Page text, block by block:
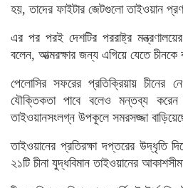
হয়, তাদের ফাইটার জেটগুলো তাইওয়ান
এর পর পরই দেশটির পররাষ্ট্র
বলেন, আত্মরক্ষার জন্য এগিয়ে যেতে চীনকে
পেলোসির সফরের প্রতিক্রিয়ায় চীনের
যৌক্তিকতা পাবে বলেও মন্তব্য করেন
তাইওয়ানসংলগ্ন উপকূলে সমরসজ্জা
তাইওয়ানের প্রতিরক্ষা দপ্তরের উদ্ধৃতি
২১টি চীনা যুদ্ধবিমান তাইওয়ানের